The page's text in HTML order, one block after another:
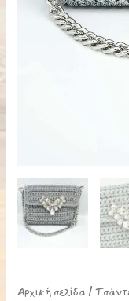
Αρχική σελίδα /